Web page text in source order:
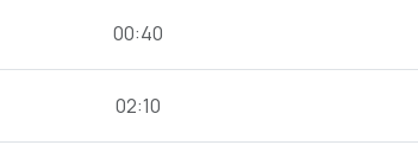
00:40
02:10